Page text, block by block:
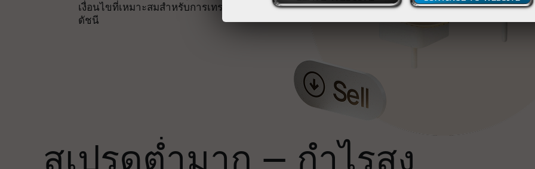
เงื่อนไขที่เหมาะสมสำหรับการเทรดหุ้นและ
ดัชนี
สเปรดต่ำมาก — กำไรสูง